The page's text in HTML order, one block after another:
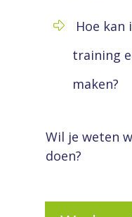
Hoe kan
training
maken?
Wil je weten
doen?